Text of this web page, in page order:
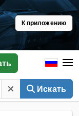
К приложению
Искать